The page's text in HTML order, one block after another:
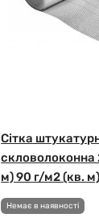
Сітка
скловолоконна
м) 90 г/м2 (кв. м)
Немає в наявності